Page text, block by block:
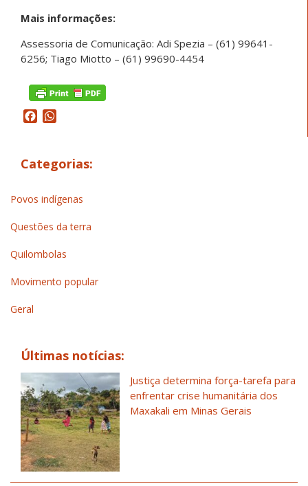
Mais informações:
Assessoria de Comunicação: Adi Spezia – (61) 99641-
6256; Tiago Miotto – (61) 99690-4454
Facebook
Categorias:
Povos indígenas
Questões da terra
Quilombolas
Movimento popular
Geral
Últimas notícias:
Justiça determina força-tarefa para
enfrentar crise humanitária dos
Maxakali em Minas Gerais